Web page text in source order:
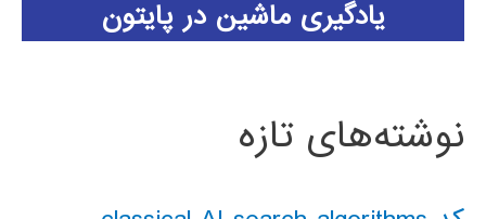
یادگیری ماشین در پایتون
نوشته‌های تازه